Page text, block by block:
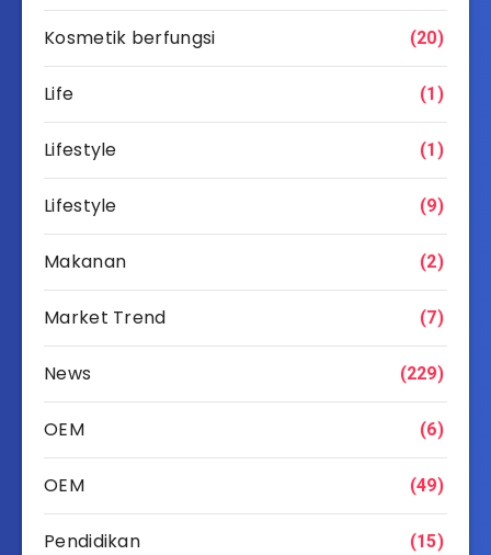
Kosmetik berfungsi (20)
Life (1)
Lifestyle (1)
Lifestyle (9)
Makanan (2)
Market Trend (7)
News (229)
OEM (6)
OEM (49)
Pendidikan (15)